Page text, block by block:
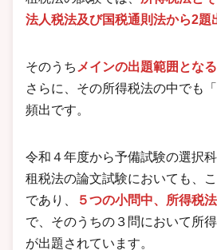
法人税法及び国税通則法から2題
そのうち メインの出題範囲とな
さらに、その所得税法の中でも
頻出です。
令和４年度から予備試験の選択
租税法の論文試験においても、
であり、
５つの小問中、所得税
で、そのうちの３問において所
が出題されています。